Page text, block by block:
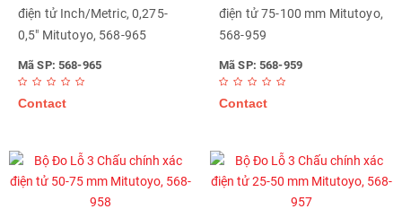
điện tử Inch/Metric, 0,275-
0,5" Mitutoyo, 568-965
Mã SP: 568-965
Contact
điện tử 75-100 mm Mitutoyo,
568-959
Mã SP: 568-959
Contact